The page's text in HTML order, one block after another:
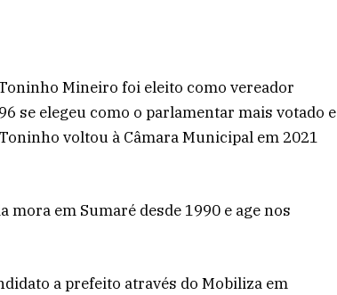
Mineiro foi eleito como vereador
se elegeu como o parlamentar mais votado e
voltou à Câmara Municipal em 2021
em Sumaré desde 1990 e age nos
a prefeito através do Mobiliza em